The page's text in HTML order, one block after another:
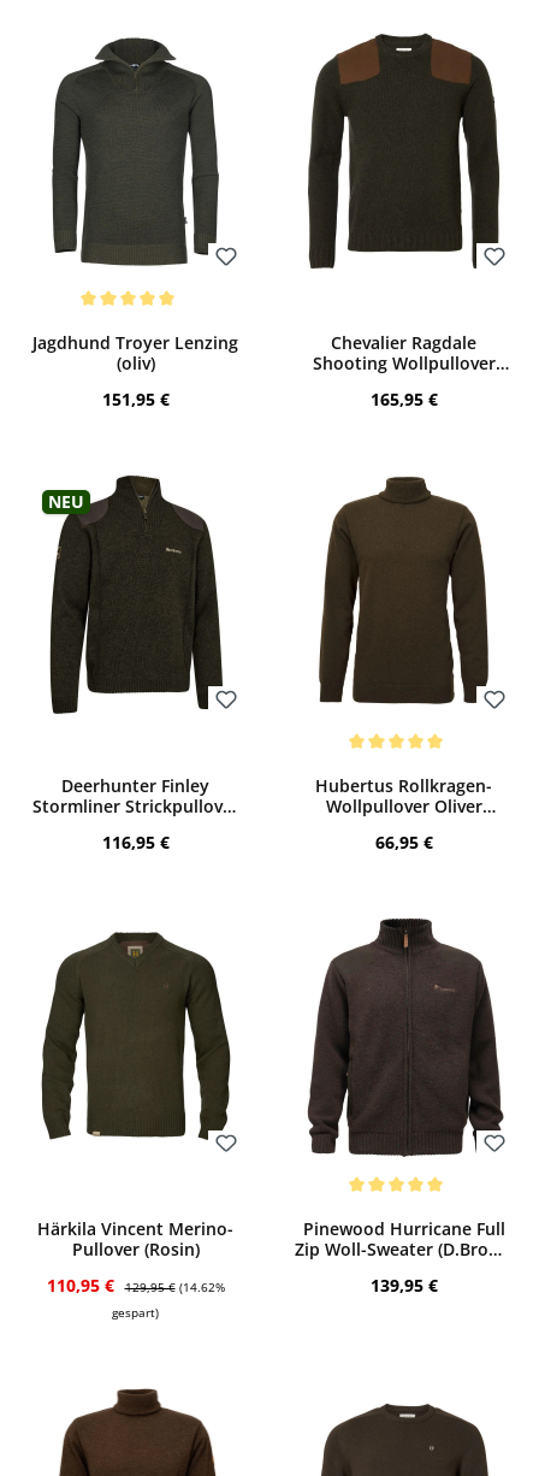
Bewerten
Jagdhund Troyer Lenzing
(oliv)
Regulärer Preis:
151,95 €
Chevalier Ragdale
Shooting Wollpullover
Regulärer Preis:
165,95 €
Neu
Deerhunter Finley
Stormliner Strickpullover
Regulärer Preis:
116,95 €
Bewerten
Hubertus Rollkragen-
Wollpullover Oliver
Regulärer Preis:
66,95 €
Härkila Vincent Merino-
Pullover (Rosin)
Verkaufspreis:
110,95 € Regulärer Preis:
129,95 € (14.62%
gespart)
Bewerten
Pinewood Hurricane Full
Zip Woll-Sweater (D.Brown
Regulärer Preis:
139,95 €